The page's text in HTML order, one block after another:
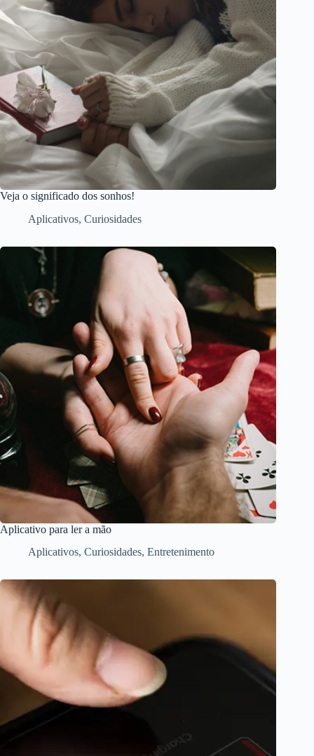
Veja o significado dos sonhos!
Aplicativos, Curiosidades
Aplicativo para ler a mão
Aplicativos, Curiosidades, Entretenimento